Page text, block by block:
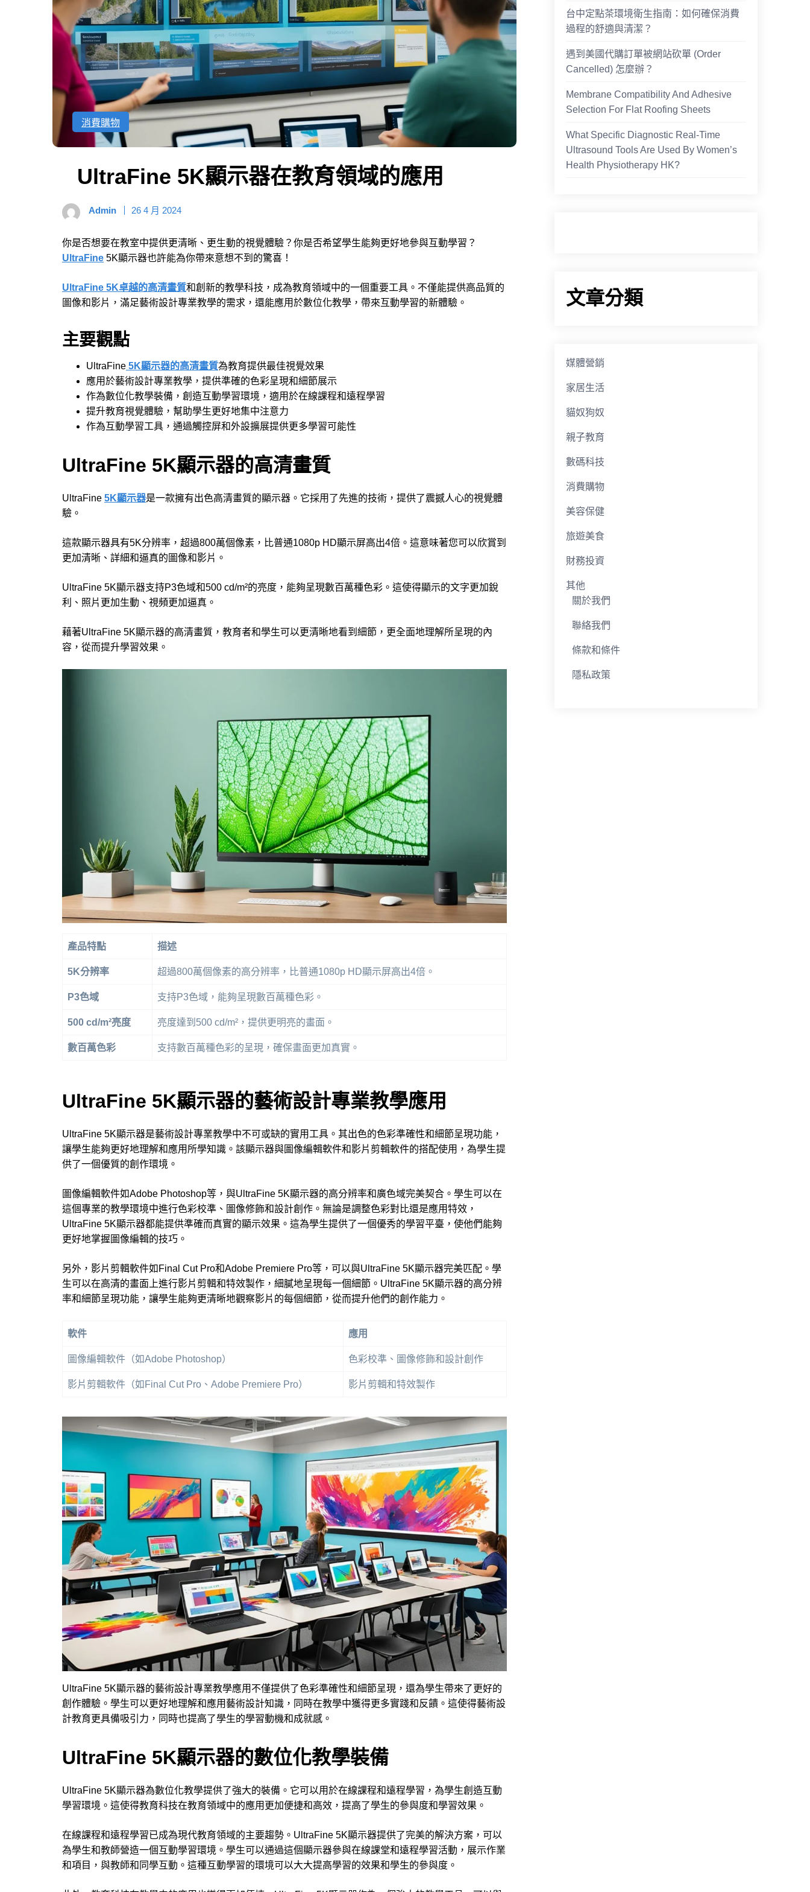
消費購物
UltraFine 5K顯示器在教育領域的應用
Admin 26 4 月 2024
你是否想要在教室中提供更清晰、更生動的視覺體驗？你是否希望學生能夠更好地參與互動學習？
UltraFine 5K顯示器也許能為你帶來意想不到的驚喜！
UltraFine 5K卓越的高清畫質和創新的教學科技，成為教育領域中的一個重要工具。不僅能提供高品質的
圖像和影片，滿足藝術設計專業教學的需求，還能應用於數位化教學，帶來互動學習的新體驗。
主要觀點
UltraFine 5K顯示器的高清畫質為教育提供最佳視覺效果
應用於藝術設計專業教學，提供準確的色彩呈現和細節展示
作為數位化教學裝備，創造互動學習環境，適用於在線課程和遠程學習
提升教育視覺體驗，幫助學生更好地集中注意力
作為互動學習工具，通過觸控屏和外設擴展提供更多學習可能性
UltraFine 5K顯示器的高清畫質
UltraFine 5K顯示器是一款擁有出色高清畫質的顯示器。它採用了先進的技術，提供了震撼人心的視覺體
驗。
這款顯示器具有5K分辨率，超過800萬個像素，比普通1080p HD顯示屏高出4倍。這意味著您可以欣賞到
更加清晰、詳細和逼真的圖像和影片。
UltraFine 5K顯示器支持P3色域和500 cd/m²的亮度，能夠呈現數百萬種色彩。這使得顯示的文字更加銳
利、照片更加生動、視頻更加逼真。
藉著UltraFine 5K顯示器的高清畫質，教育者和學生可以更清晰地看到細節，更全面地理解所呈現的內
容，從而提升學習效果。
產品特點 描述
5K分辨率 超過800萬個像素的高分辨率，比普通1080p HD顯示屏高出4倍。
P3色域 支持P3色域，能夠呈現數百萬種色彩。
500 cd/m²亮度 亮度達到500 cd/m²，提供更明亮的畫面。
數百萬色彩 支持數百萬種色彩的呈現，確保畫面更加真實。
UltraFine 5K顯示器的藝術設計專業教學應用
UltraFine 5K顯示器是藝術設計專業教學中不可或缺的實用工具。其出色的色彩準確性和細節呈現功能，
讓學生能夠更好地理解和應用所學知識。該顯示器與圖像編輯軟件和影片剪輯軟件的搭配使用，為學生提
供了一個優質的創作環境。
圖像編輯軟件如Adobe Photoshop等，與UltraFine 5K顯示器的高分辨率和廣色域完美契合。學生可以在
這個專業的教學環境中進行色彩校準、圖像修飾和設計創作。無論是調整色彩對比還是應用特效，
UltraFine 5K顯示器都能提供準確而真實的顯示效果。這為學生提供了一個優秀的學習平臺，使他們能夠
更好地掌握圖像編輯的技巧。
另外，影片剪輯軟件如Final Cut Pro和Adobe Premiere Pro等，可以與UltraFine 5K顯示器完美匹配。學
生可以在高清的畫面上進行影片剪輯和特效製作，細膩地呈現每一個細節。UltraFine 5K顯示器的高分辨
率和細節呈現功能，讓學生能夠更清晰地觀察影片的每個細節，從而提升他們的創作能力。
軟件 應用
圖像編輯軟件（如Adobe Photoshop） 色彩校準、圖像修飾和設計創作
影片剪輯軟件（如Final Cut Pro、Adobe Premiere Pro） 影片剪輯和特效製作
UltraFine 5K顯示器的藝術設計專業教學應用不僅提供了色彩準確性和細節呈現，還為學生帶來了更好的
創作體驗。學生可以更好地理解和應用藝術設計知識，同時在教學中獲得更多實踐和反饋。這使得藝術設
計教育更具備吸引力，同時也提高了學生的學習動機和成就感。
UltraFine 5K顯示器的數位化教學裝備
UltraFine 5K顯示器為數位化教學提供了強大的裝備。它可以用於在線課程和遠程學習，為學生創造互動
學習環境。這使得教育科技在教育領域中的應用更加便捷和高效，提高了學生的參與度和學習效果。
在線課程和遠程學習已成為現代教育領域的主要趨勢。UltraFine 5K顯示器提供了完美的解決方案，可以
為學生和教師營造一個互動學習環境。學生可以通過這個顯示器參與在線課堂和遠程學習活動，展示作業
和項目，與教師和同學互動。這種互動學習的環境可以大大提高學習的效果和學生的參與度。
台中定點茶環境衛生指南：如何確保消費
過程的舒適與清潔？
遇到美國代購訂單被網站砍單 (Order
Cancelled) 怎麼辦？
Membrane Compatibility And Adhesive
Selection For Flat Roofing Sheets
What Specific Diagnostic Real-Time
Ultrasound Tools Are Used By Women’s
Health Physiotherapy HK?
文章分類
媒體營銷
家居生活
貓奴狗奴
親子教育
數碼科技
消費購物
美容保健
旅遊美食
財務投資
其他
關於我們
聯絡我們
條款和條件
隱私政策